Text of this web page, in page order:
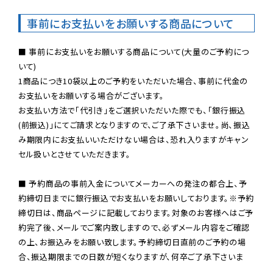
事前にお支払いをお願いする商品について
■ 事前にお支払いをお願いする商品について(大量のご予約につ
いて)
1商品につき10袋以上のご予約をいただいた場合、事前に代金の
お支払いをお願いする場合がございます。
お支払い方法で「代引き」をご選択いただいた際でも、「銀行振込
(前振込)」にてご請求となりますので、ご了承下さいませ。尚、振込
み期限内にお支払いいただけない場合は、恐れ入りますがキャン
セル扱いとさせていただきます。
■ 予約商品の事前入金についてメーカーへの発注の都合上、予
約締切日までに銀行振込でお支払いをお願いしております。※予約
締切日は、商品ページに記載しております。対象のお客様へはご予
約完了後、メールでご案内致しますので、必ずメール内容をご確認
の上、お振込みをお願い致します。予約締切日直前のご予約の場
合、振込期限までの日数が短くなりますが、何卒ご了承下さいま